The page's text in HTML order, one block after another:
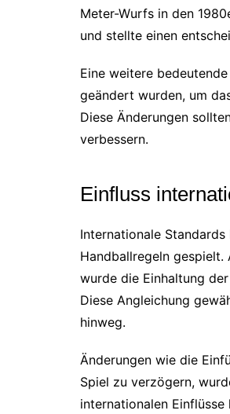
Meter-Wurfs in den
und stellte einen
Eine weitere
geändert wurden, um
Diese Änderungen
verbessern.
Einfluss
Internationale
Handballregeln gespielt.
wurde die Einhaltung
Diese Angleichung
hinweg.
Änderungen wie die
Spiel zu verzögern,
internationalen